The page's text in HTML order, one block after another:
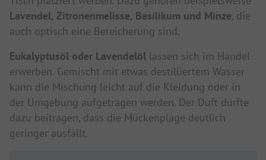
Lavendel, Zitronenmelisse, Basilikum und Minze, die
auch optisch eine Bereicherung sind.
Eukalyptusöl oder Lavendelöl lassen sich im Handel
erwerben. Gemischt mit etwas destilliertem Wasser
kann die Mischung leicht auf die Kleidung oder in
der Umgebung aufgetragen werden. Der Duft dürfte
dazu beitragen, dass die Mückenplage deutlich
geringer ausfällt.